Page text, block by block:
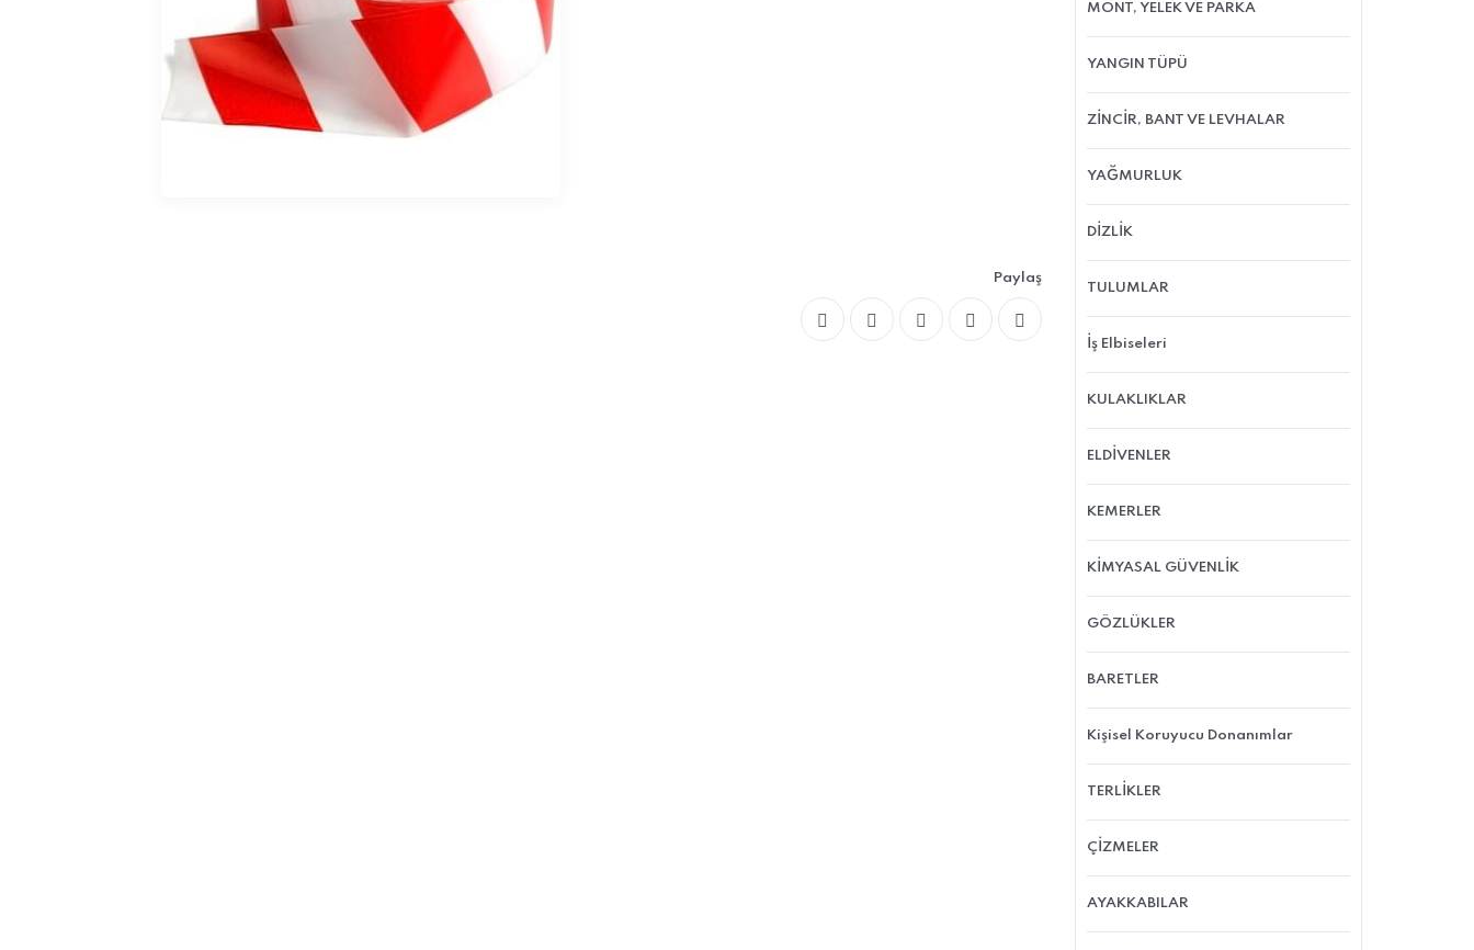
Paylaş
MONT, YELEK VE PARKA
YANGIN TÜPÜ
ZİNCİR, BANT VE LEVHALAR
YAĞMURLUK
DİZLİK
TULUMLAR
İş Elbiseleri
KULAKLIKLAR
ELDİVENLER
KEMERLER
KİMYASAL GÜVENLİK
GÖZLÜKLER
BARETLER
Kişisel Koruyucu Donanımlar
TERLİKLER
ÇİZMELER
AYAKKABILAR